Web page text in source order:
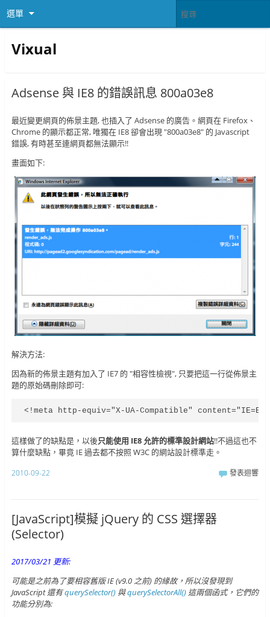
選單
Vixual
Adsense 與 IE8 的錯誤訊息 800a03e8
最近變更網頁的佈景主題, 也插入了 Adsense 的廣告。網頁在 Firefox、
Chrome 的顯示都正常, 唯獨在 IE8 卻會出現 "800a03e8" 的 Javascript
錯誤, 有時甚至連網頁都無法顯示!!
畫面如下:
解決方法:
因為新的佈景主題有加入了 IE7 的 "相容性檢視", 只要把這一行從佈景主
題的原始碼刪除即可:
<!meta http-equiv="X-UA-Compatible"
這樣做了的缺點是，以後只能使用 IE8 允許的標準設計網站!!不過這也不
算什麼缺點，畢竟 IE 過去都不按照 W3C 的網站設計標準走。
2010-09-22 發表迴響
[JavaScript]模擬 jQuery 的 CSS 選擇器
(Selector)
2017/03/21 更新:
可能是之前為了要相容舊版 IE (v9.0 之前) 的緣故，所以沒發現到
JavaScript 還有querySelector()與querySelectorAll()這兩個函式，它們的
功能分別為: